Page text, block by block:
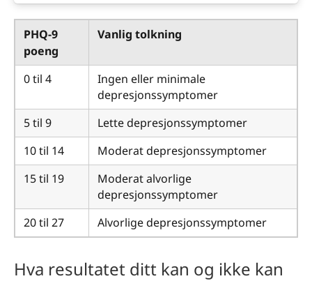
PHQ-9
poeng
Vanlig tolkning
0 til 4
Ingen eller minimale
depresjonssymptomer
5 til 9
Lette depresjonssymptomer
10 til 14
Moderat depresjonssymptomer
15 til 19
Moderat alvorlige
depresjonssymptomer
20 til 27
Alvorlige depresjonssymptomer
Hva resultatet ditt kan og ikke kan